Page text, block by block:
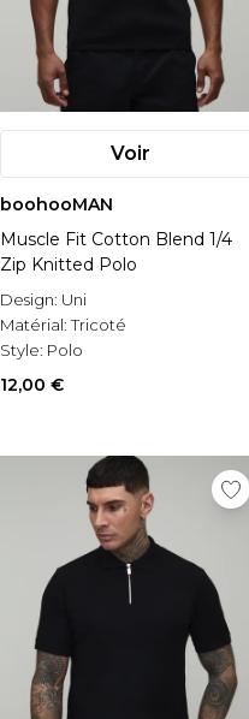
Voir
boohooMAN
Muscle Fit Cotton Blend 1/4
Zip Knitted Polo
Design: Uni
Matérial:Tricoté
Style: Polo
12,00 €